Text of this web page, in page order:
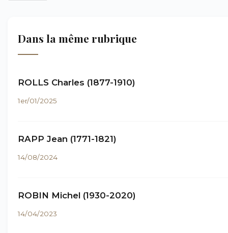
Dans la même rubrique
ROLLS Charles (1877-1910)
1er/01/2025
RAPP Jean (1771-1821)
14/08/2024
ROBIN Michel (1930-2020)
14/04/2023